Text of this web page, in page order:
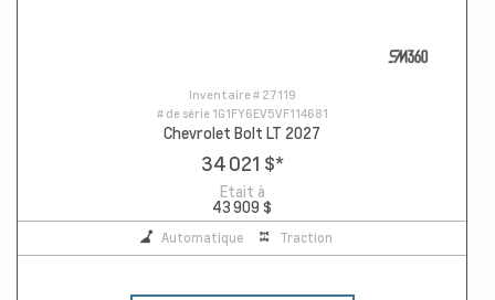
Inventaire # 27119
# de série 1G1FY6EV5VF114681
Chevrolet Bolt LT 2027
34 021 $*
Etait à
43 909 $
Automatique Traction